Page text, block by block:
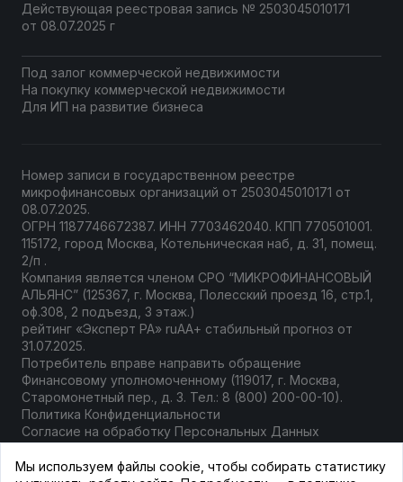
Мы используем файлы cookie, чтобы собирать статистику
Под залог коммерческой недвижимости
На покупку коммерческой недвижимости
Для ИП на развитие бизнеса
Действующая реестровая запись № 2503045010171
от 08.07.2025 г
Номер записи в государственном реестре
микрофинансовых организаций от 2503045010171 от
08.07.2025.
ОГРН 1187746672387. ИНН 7703462040. КПП 770501001.
115172, город Москва, Котельническая наб, д. 31, помещ.
2/п .
Компания является членом СРО “МИКРОФИНАНСОВЫЙ
АЛЬЯНС” (125367, г. Москва, Полесский проезд 16, стр.1,
оф.308, 2 подъезд, 3 этаж.)
рейтинг «Эксперт РА» ruAА+ стабильный прогноз от
31.07.2025.
Потребитель вправе направить обращение
Финансовому уполномоченному (119017, г. Москва,
Старомонетный пер., д. 3. Тел.: 8 (800) 200-00-10).
Политика Конфиденциальности
Согласие на обработку Персональных Данных
Документы компании